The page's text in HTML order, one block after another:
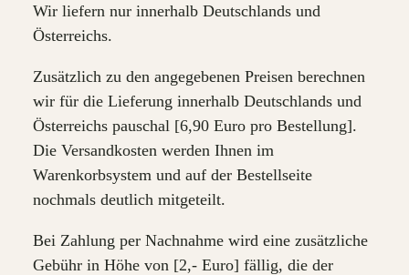
Wir liefern nur innerhalb Deutschlands und
Österreichs.
Zusätzlich zu den angegebenen Preisen berechnen
wir für die Lieferung innerhalb Deutschlands und
Österreichs pauschal [6,90 Euro pro Bestellung].
Die Versandkosten werden Ihnen im
Warenkorbsystem und auf der Bestellseite
nochmals deutlich mitgeteilt.
Bei Zahlung per Nachnahme wird eine zusätzliche
Gebühr in Höhe von [2,- Euro] fällig, die der